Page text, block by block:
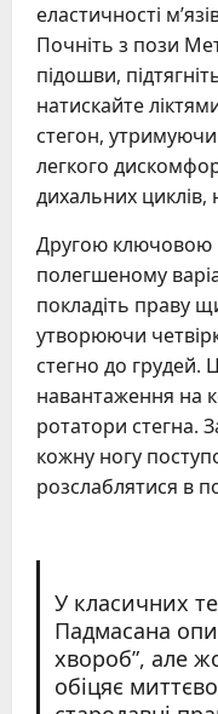
еластичності
Почніть з пози
підошви,
натискайте
стегон,
легкого
дихальних циклів,
Другою ключовою
полегшеному
покладіть праву
утворюючи
стегно до грудей.
навантаження на
ротатори стегна.
кожну ногу
розслаблятися в
У класичних
Падмасана
хвороб”, але
обіцяє